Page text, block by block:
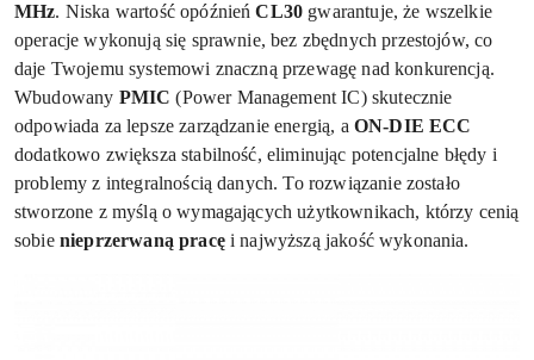
MHz. Niska wartość opóźnieńCL30 gwarantuje, że wszelkie
operacje wykonują się sprawnie, bez zbędnych przestojów, co
daje Twojemu systemowi znaczną przewagę nad konkurencją.
Wbudowany PMIC (Power Management IC) skutecznie
odpowiada za lepsze zarządzanie energią, a ON-DIE ECC
dodatkowo zwiększa stabilność, eliminując potencjalne błędy i
problemy z integralnością danych. To rozwiązanie zostało
stworzone z myślą o wymagających użytkownikach, którzy cenią
sobie nieprzerwaną pracęi najwyższą jakość wykonania.